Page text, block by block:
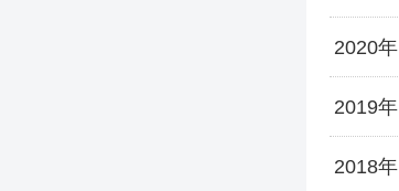
2020年
2019年
2018年